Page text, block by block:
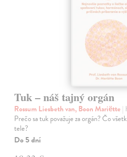
Tuk – náš tajný orgán
Rossum Liesbeth van, Boon Mariëtte |
Prečo sa tuk považuje za orgán? Čo
tele?
Do 5 dní